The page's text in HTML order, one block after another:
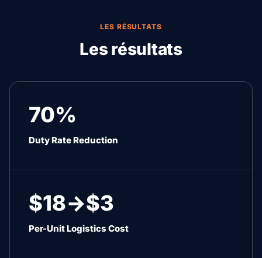
LES RÉSULTATS
Les résultats
70%
Duty Rate Reduction
$18→$3
Per-Unit Logistics Cost